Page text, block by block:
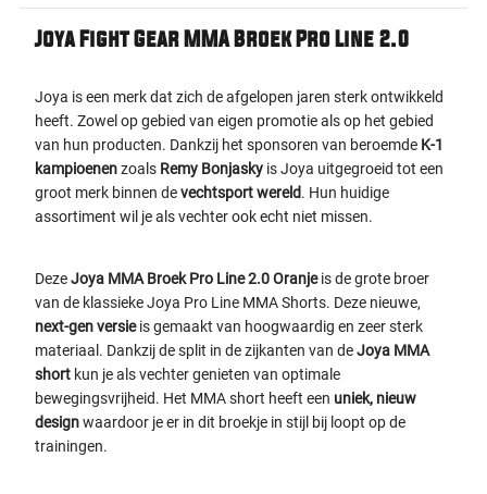
Joya Fight Gear MMA Broek Pro Line 2.0
Joya is een merk dat zich de afgelopen jaren sterk ontwikkeld
heeft. Zowel op gebied van eigen promotie als op het gebied
van hun producten. Dankzij het sponsoren van beroemde K-1
kampioenenzoals Remy Bonjasky is Joya uitgegroeid tot een
groot merk binnen devechtsport wereld. Hun huidige
assortiment wil je als vechter ook echt niet missen.
DezeJoya MMA Broek Pro Line 2.0 Oranjeis de grote broer
van de klassieke Joya Pro Line MMA Shorts. Deze nieuwe,
next-gen versieis gemaakt van hoogwaardig en zeer sterk
materiaal. Dankzij de split in de zijkanten van deJoya MMA
short kun je als vechter genieten van optimale
bewegingsvrijheid. Het MMA short heeft een uniek, nieuw
designwaardoor je er in dit broekje in stijl bij loopt op de
trainingen.